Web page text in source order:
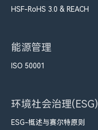
HSF-RoHS 3.0 & REACH
能源管理
ISO 50001
环境社会治理(ESG)
ESG-概述与赛尔特原则